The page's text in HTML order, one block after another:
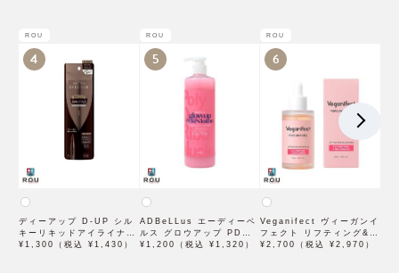
ROU
4
ディーアップ D-UP シル
キーリキッドアイライナー
WP ブラウンブラック
¥1,300（税込 ¥1,430）
ROU
5
ADBeLLus エーディーベ
ルス グロウアップ PDRN
ローション 500mL
¥1,200（税込 ¥1,320）
ROU
6
Veganifect ヴィーガンイ
フェクト リフティング&バ
ランシング フィグチェス
¥2,700（税込 ¥2,970）